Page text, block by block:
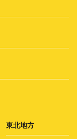
東北地方